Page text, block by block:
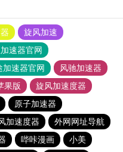
旋风加速
速器官网
加速器官网
风驰加速器
果版
旋风加速度器
原子加速器
加速度器
外网网址导航
哔咔漫画
小美